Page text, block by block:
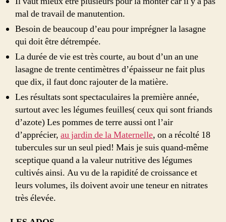
mal de travail de manutention.
Besoin de beaucoup d’eau pour imprégner la lasagne
qui doit être détrempée.
La durée de vie est très courte, au bout d’un an une
lasagne de trente centimètres d’épaisseur ne fait plus
que dix, il faut donc rajouter de la matière.
Les résultats sont spectaculaires la première année,
surtout avec les légumes feuilles( ceux qui sont friands
d’azote) Les pommes de terre aussi ont l’air
d’apprécier, au jardin de la Maternelle, on a récolté 18
tubercules sur un seul pied! Mais je suis quand-même
sceptique quand a la valeur nutritive des légumes
cultivés ainsi. Au vu de la rapidité de croissance et
leurs volumes, ils doivent avoir une teneur en nitrates
très élevée.